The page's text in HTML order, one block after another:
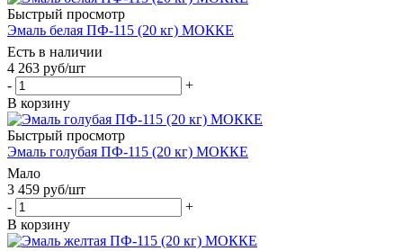
Быстрый просмотр
Эмаль белая ПФ-115 (20 кг) МОККЕ
Есть в наличии
4 263 руб/шт
-
+
В корзину
Быстрый просмотр
Эмаль голубая ПФ-115 (20 кг) МОККЕ
Мало
3 459 руб/шт
-
+
В корзину